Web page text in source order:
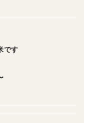
農薬は一切使用して
囲の畦畔にも使用し
光沢と粘り気があり
です